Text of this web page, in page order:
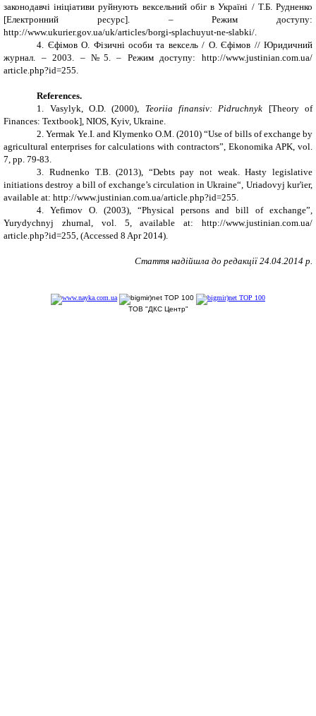
законодавчі ініціативи руйнують вексельний обіг в Україні / Т.Б. Рудненко
[Електронний ресурс]. – Режим доступу:
http://www.ukurier.gov.ua/uk/articles/borgi-splachuyut-ne-slabki/.
4 . Єфімов О. Фізичні особи та вексель/ О. Єфімов // Юридичний
журнал. – 2003. – №5. – Режим доступу: http://www.justinian.соm.uа/
аrtісlе.рhр?іd=255.
References.
1. Vasylyk, O.D. (2000), Teoriia finansiv: Pidruchnyk [Theory of
Finances: Textbook], NIOS, Kyiv, Ukraine.
2. Yermak Ye.I. and Klymenko O.M. (2010) “Use of bills of exchange by
agricultural enterprises for calculations with contractors”, Ekonomika APK, vol.
7, pp. 79-83.
3. Rudnenko T.B. (2013), “Debts pay not weak. Hasty legislative
initiations destroy a bill of exchange’s circulation in Ukraine“, Uriadovyj kur'ier,
available at: http://www.justinian.соm.uа/аrtісlе.рhр?іd=255.
4. Yefimov O. (2003), “Physical persons and bill of exchange”,
Yurydychnyj zhurnal, vol. 5, available at: http://www.justinian.соm.uа/
аrtісlе.рhр?іd=255 , (Accessed 8 Apr 2014).
Стаття надійшла до редакції 24 .04 .2014 р.
ТОВ "ДКС Центр"